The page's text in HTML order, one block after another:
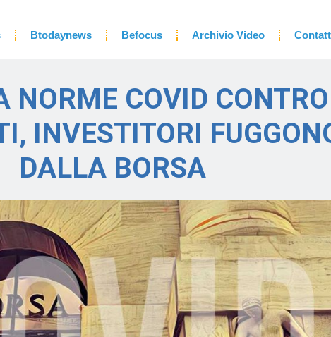
Btodaynews Befocus Archivio Video
NORME COVID CONTRO
INVESTITORI
DALLA BORSA